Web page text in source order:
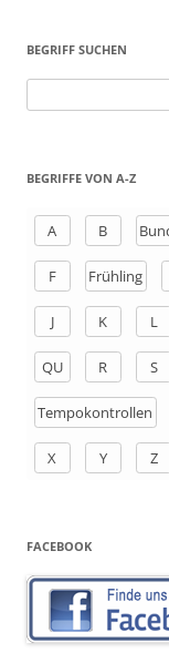
BEGRIFF SUCHEN
h
BEGRIFFE VON A-Z
A B
F Frühling
J K L
QU R S
Tempokontrollen
X Y Z
FACEBOOK